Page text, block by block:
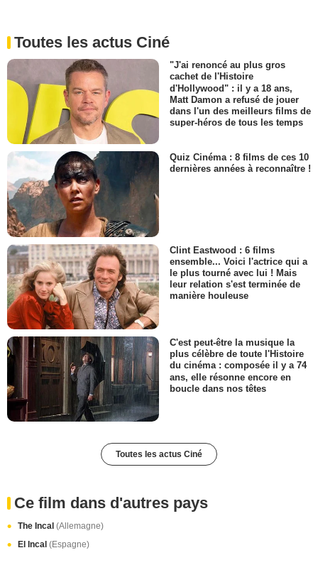
Toutes les actus Ciné
"J'ai renoncé au plus gros
cachet de l'Histoire
d'Hollywood" : il y a 18 ans,
Matt Damon a refusé de jouer
dans l'un des meilleurs films de
super-héros de tous les temps
Quiz Cinéma : 8 films de ces 10
dernières années à reconnaître !
Clint Eastwood : 6 films
ensemble... Voici l'actrice qui a
le plus tourné avec lui ! Mais
leur relation s'est terminée de
manière houleuse
C'est peut-être la musique la
plus célèbre de toute l'Histoire
du cinéma : composée il y a 74
ans, elle résonne encore en
boucle dans nos têtes
Toutes les actus Ciné
Ce film dans d'autres pays
The Incal (Allemagne)
El Incal (Espagne)